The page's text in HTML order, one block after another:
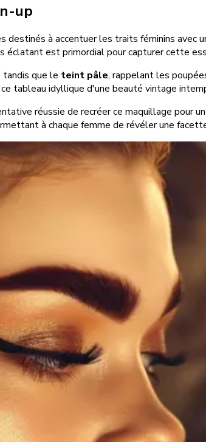
up
destinés à accentuer les traits féminins avec
est primordial pour capturer cette
que le teint pâle, rappelant les
tableau idyllique d'une beauté vintage
réussie de recréer ce maquillage pour
à chaque femme de révéler une